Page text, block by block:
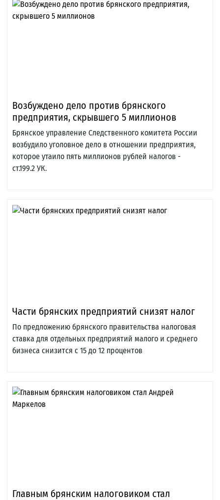
Возбуждено дело против брянского
предприятия, скрывшего 5 миллионов
Брянское управление Следственного комитета России
возбудило уголовное дело в отношении предприятия,
которое утаило пять миллионов рублей налогов -
ст.199.2 УК.
Части брянских предприятий снизят налог
По предложению брянского правительства налоговая
ставка для отдельных предприятий малого и среднего
бизнеса снизится с 15 до 12 процентов
Главным брянским налоговиком стал